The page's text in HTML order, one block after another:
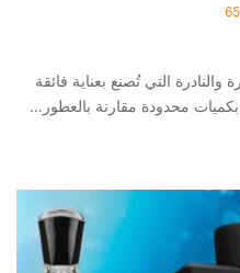
التي تُصنع بعناية فائقة
بكميات محدودة مقارنة بالعطور…